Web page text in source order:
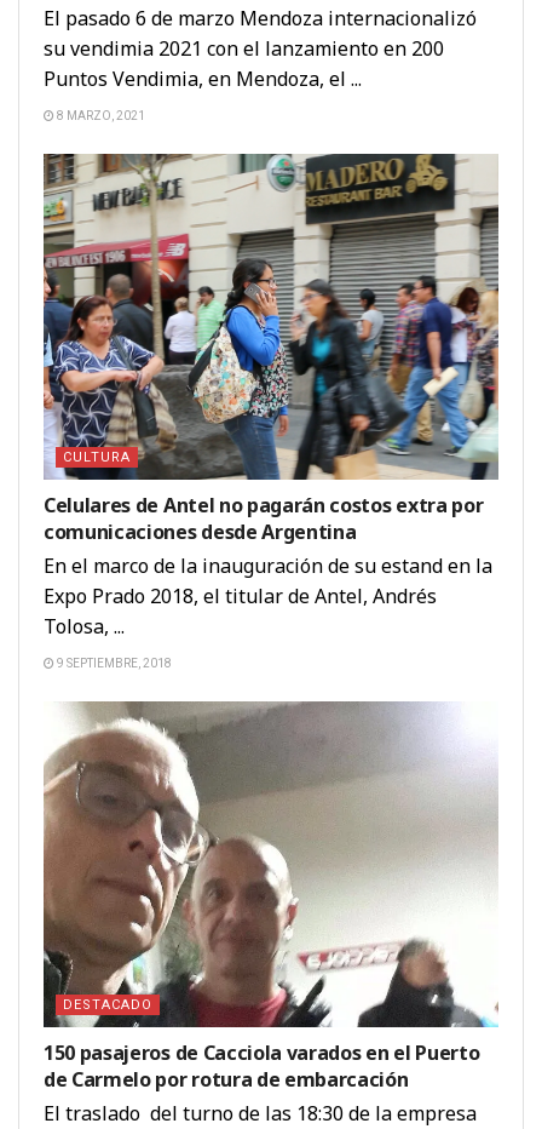
El pasado 6 de marzo Mendoza internacionalizó
su vendimia 2021 con el lanzamiento en 200
Puntos Vendimia, en Mendoza, el ...
8 MARZO, 2021
CULTURA
Celulares de Antel no pagarán costos extra por
comunicaciones desde Argentina
En el marco de la inauguración de su estand en la
Expo Prado 2018, el titular de Antel, Andrés
Tolosa, ...
9 SEPTIEMBRE, 2018
DESTACADO
150 pasajeros de Cacciola varados en el Puerto
de Carmelo por rotura de embarcación
El traslado del turno de las 18:30 de la empresa